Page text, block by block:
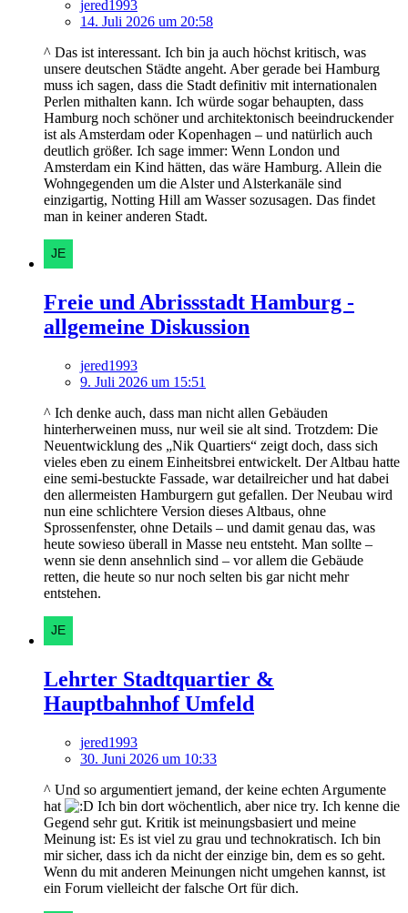
jered1993
14. Juli 2026 um 20:58
^ Das ist interessant. Ich bin ja auch höchst kritisch, was
unsere deutschen Städte angeht. Aber gerade bei Hamburg
muss ich sagen, dass die Stadt definitiv mit internationalen
Perlen mithalten kann. Ich würde sogar behaupten, dass
Hamburg noch schöner und architektonisch beeindruckender
ist als Amsterdam oder Kopenhagen – und natürlich auch
deutlich größer. Ich sage immer: Wenn London und
Amsterdam ein Kind hätten, das wäre Hamburg. Allein die
Wohngegenden um die Alster und Alsterkanäle sind
einzigartig, Notting Hill am Wasser sozusagen. Das findet
man in keiner anderen Stadt.
Freie und Abrissstadt Hamburg -
allgemeine Diskussion
jered1993
9. Juli 2026 um 15:51
^ Ich denke auch, dass man nicht allen Gebäuden
hinterherweinen muss, nur weil sie alt sind. Trotzdem: Die
Neuentwicklung des „Nik Quartiers“ zeigt doch, dass sich
vieles eben zu einem Einheitsbrei entwickelt. Der Altbau hatte
eine semi-bestuckte Fassade, war detailreicher und hat dabei
den allermeisten Hamburgern gut gefallen. Der Neubau wird
nun eine schlichtere Version dieses Altbaus, ohne
Sprossenfenster, ohne Details – und damit genau das, was
heute sowieso überall in Masse neu entsteht. Man sollte –
wenn sie denn ansehnlich sind – vor allem die Gebäude
retten, die heute so nur noch selten bis gar nicht mehr
entstehen.
Lehrter Stadtquartier &
Hauptbahnhof Umfeld
jered1993
30. Juni 2026 um 10:33
^ Und so argumentiert jemand, der keine echten Argumente
hat
Ich bin dort wöchentlich, aber nice try. Ich kenne die
Gegend sehr gut. Kritik ist meinungsbasiert und meine
Meinung ist: Es ist viel zu grau und technokratisch. Ich bin
mir sicher, dass ich da nicht der einzige bin, dem es so geht.
Wenn du mit anderen Meinungen nicht umgehen kannst, ist
ein Forum vielleicht der falsche Ort für dich.